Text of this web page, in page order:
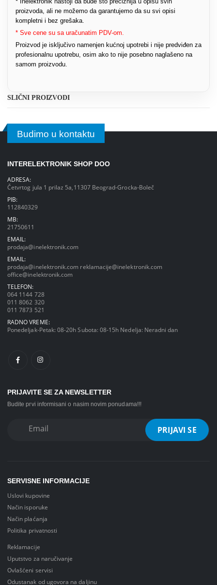
proizvoda, ali ne možemo da garantujemo da su svi opisi
kompletni i bez grešaka.
* Sve cene su sa uračunatim PDV-om.
Proizvod je isključivo namenjen kućnoj upotrebi i nije predviđen za
profesionalnu upotrebu, osim ako to nije posebno naglašeno na
samom proizvodu.
SLIČNI PROIZVODI
Budimo u kontaktu
INTERELEKTRONIK SHOP DOO
ADRESA:
Četvrtog jula 1 prilaz 5a,11307 Beograd-Grocka-Boleč
PIB:
112840329
MB:
21750611
EMAIL:
prodaja@inelektronik.com
EMAIL:
prodaja@inelektronik.com reklamacije@inelektronik.com
office@inelektronik.com
TELEFON:
064 1144 728
011 8062 320
011 7873 521
RADNO VREME:
Ponedeljak-Petak: 08-20h Subota: 08-15h Nedelja: Neradni dan
PRIJAVITE SE ZA NEWSLETTER
Budite prvi informisani o nasim novim ponudama!!!
SERVISNE INFORMACIJE
Uslovi kupovine
Način isporuke
Način plaćanja
Politika privatnosti
Reklamacije
Uputstvo za naručivanje
Ovlašćeni servisi
Odustanak od ugovora na daljinu